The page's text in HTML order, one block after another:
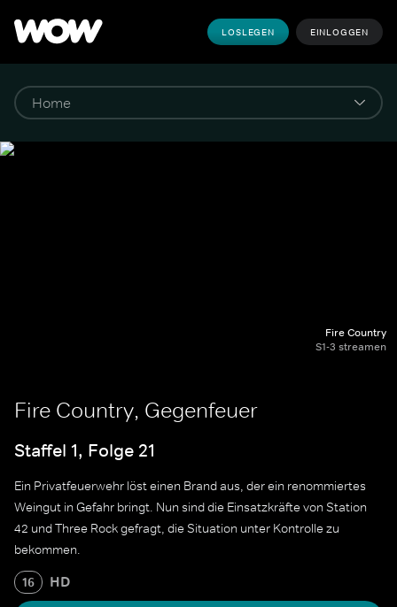
LOSLEGEN EINLOGGEN
Fire Country
S1-3 streamen
Fire Country, Gegenfeuer
Staffel 1, Folge 21
Ein Privatfeuerwehr löst einen Brand aus, der ein renommiertes
Weingut in Gefahr bringt. Nun sind die Einsatzkräfte von Station
42 und Three Rock gefragt, die Situation unter Kontrolle zu
bekommen.
16 HD